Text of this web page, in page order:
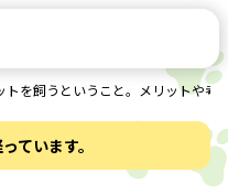
トを飼うということ。メリットや考
ています。